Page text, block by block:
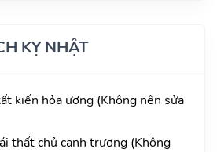
KỴ NHẬT
kiến hỏa ương (Không nên sửa
thất chủ canh trương (Không